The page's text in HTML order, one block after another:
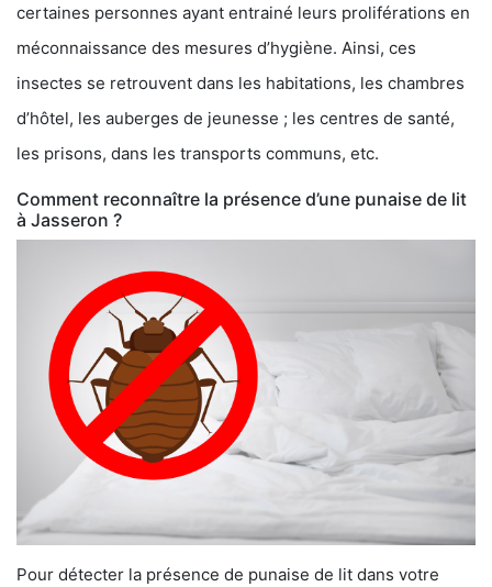
certaines personnes ayant entrainé leurs proliférations en
méconnaissance des mesures d’hygiène. Ainsi, ces
insectes se retrouvent dans les habitations, les chambres
d’hôtel, les auberges de jeunesse ; les centres de santé,
les prisons, dans les transports communs, etc.
Comment reconnaître la présence d’une punaise de lit
à Jasseron ?
Pour détecter la présence de punaise de lit dans votre